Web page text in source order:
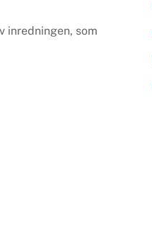
inredningen, som